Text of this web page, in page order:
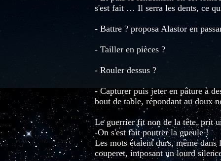
s'est fait … Il serra les dents, ce
- Battre ? proposa Alastor en
- Tailler en pièces ?
- Rouler dessus ?
- Capturer puis jeter en pâture à
bout de table, répondant au doux
Le guerrier fit non de la tête, prit
-On s'est fait poutrer la gueule !
Les mots étaient durs, même
couperet, imposant un lourd